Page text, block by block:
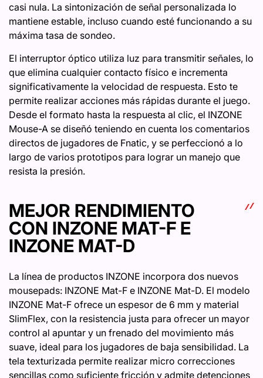
casi nula. La sintonización de señal personalizada lo
mantiene estable, incluso cuando esté funcionando a su
máxima tasa de sondeo.
El interruptor óptico utiliza luz para transmitir señales, lo
que elimina cualquier contacto físico e incrementa
significativamente la velocidad de respuesta. Esto te
permite realizar acciones más rápidas durante el juego.
Desde el formato hasta la respuesta al clic, el INZONE
Mouse-A se diseñó teniendo en cuenta los comentarios
directos de jugadores de Fnatic, y se perfeccionó a lo
largo de varios prototipos para lograr un manejo que
resista la presión.
MEJOR RENDIMIENTO
CON INZONE MAT-F E
INZONE MAT-D
La línea de productos INZONE incorpora dos nuevos
mousepads: INZONE Mat-F e INZONE Mat-D. El modelo
INZONE Mat-F ofrece un espesor de 6 mm y material
SlimFlex, con la resistencia justa para ofrecer un mayor
control al apuntar y un frenado del movimiento más
suave, ideal para los jugadores de baja sensibilidad. La
tela texturizada permite realizar micro correcciones
sencillas como suficiente fricción y admite detenciones